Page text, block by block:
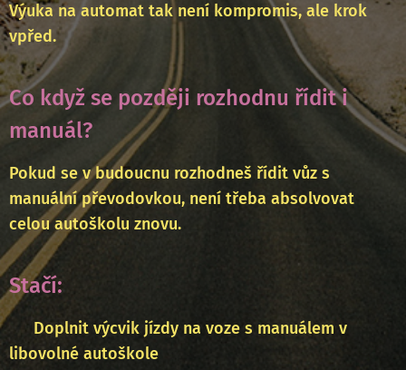
Výuka na automat tak není kompromis, ale krok
vpřed.
Co když se později rozhodnu řídit i
manuál?
Pokud se v budoucnu rozhodneš řídit vůz s
manuální převodovkou, není třeba absolvovat
celou autoškolu znovu.
Stačí:
🔁 Doplnit výcvik jízdy na voze s manuálem v
libovolné autoškole